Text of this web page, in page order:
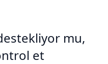
mu,
et